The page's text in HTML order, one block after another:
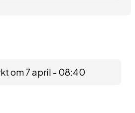
om 7 april - 08:40